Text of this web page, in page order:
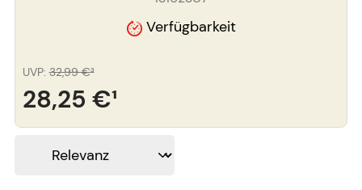
Verfügbarkeit
28,25 €¹
UVP: 32,99 €³